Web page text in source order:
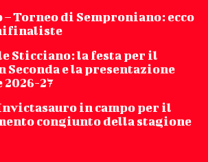
– Torneo di Semproniano: ecco
Sticciano: la festa per il
e la presentazione
27
in campo per il
congiunto della stagione